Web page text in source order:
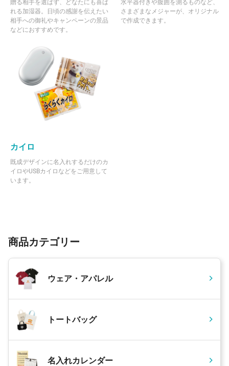
贈る相手を選ばず、どなたにも喜ば
れる加湿器。日頃の感謝を伝えたい
相手への御礼やキャンペーンの景品
などにおすすめです。
水平器付きや腹囲を測るものなど、
さまざまなメジャーが、オリジナル
で作成できます。
カイロ
既成デザインに名入れするだけのカ
イロやUSBカイロなどをご用意して
います。
商品カテゴリー
ウェア・アパレル
トートバッグ
名入れカレンダー